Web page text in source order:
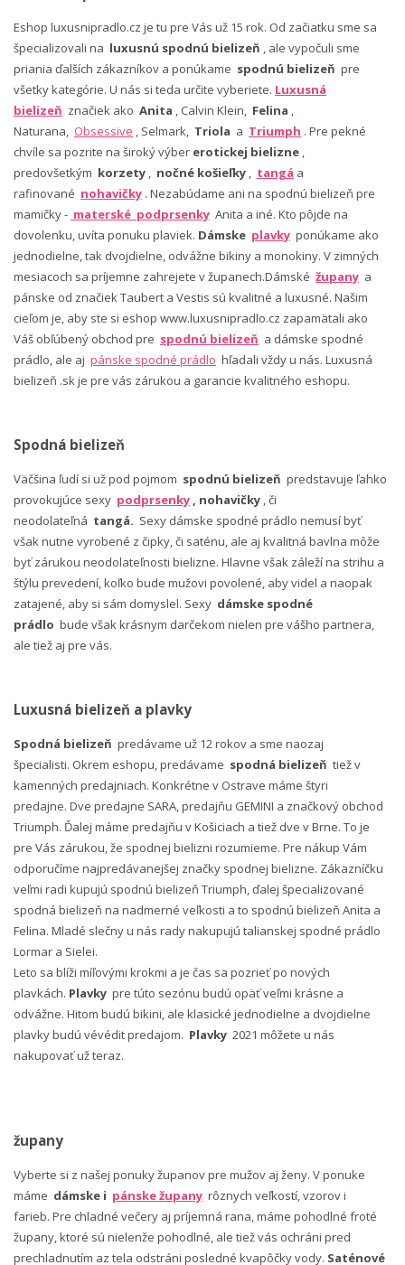
Eshop luxusnipradlo.cz je tu pre Vás už 15 rok. Od začiatku sme sa
špecializovali na luxusnú spodnú bielizeň , ale vypočuli sme
priania ďalších zákazníkov a ponúkame spodnú bielizeň pre
všetky kategórie. U nás si teda určite vyberiete. Luxusná
bielizeň značiek ako Anita , Calvin Klein, Felina ,
Naturana, Obsessive , Selmark, Triola a Triumph . Pre pekné
chvíle sa pozrite na široký výber erotickej bielizne ,
predovšetkým korzety , nočné košieľky , tangá a
rafinované nohavičky . Nezabúdame ani na spodnú bielizeň pre
mamičky - materské podprsenky Anita a iné. Kto pôjde na
dovolenku, uvíta ponuku plaviek. Dámske plavky ponúkame ako
jednodielne, tak dvojdielne, odvážne bikiny a monokiny. V zimných
mesiacoch sa príjemne zahrejete v županech.Dámské župany a
pánske od značiek Taubert a Vestis sú kvalitné a luxusné. Našim
cieľom je, aby ste si eshop www.luxusnipradlo.cz zapamätali ako
Váš obľúbený obchod pre spodnú bielizeň a dámske spodné
prádlo, ale aj pánske spodné prádlo hľadali vždy u nás. Luxusná
bielizeň .sk je pre vás zárukou a garancie kvalitného eshopu.
Spodná bielizeň
Väčšina ľudí si už pod pojmom spodnú bielizeň predstavuje ľahko
provokujúce sexy podprsenky , nohavičky , či
neodolateľná tangá. Sexy dámske spodné prádlo nemusí byť
však nutne vyrobené z čipky, či saténu, ale aj kvalitná bavlna môže
byť zárukou neodolateľnosti bielizne. Hlavne však záleží na strihu a
štýlu prevedení, koľko bude mužovi povolené, aby videl a naopak
zatajené, aby si sám domyslel. Sexy dámske spodné
prádlo bude však krásnym darčekom nielen pre vášho partnera,
ale tiež aj pre vás.
Luxusná bielizeň a plavky
Spodná bielizeň predávame už 12 rokov a sme naozaj
špecialisti. Okrem eshopu, predávame spodná bielizeň tiež v
kamenných predajniach. Konkrétne v Ostrave máme štyri
predajne. Dve predajne SARA, predajňu GEMINI a značkový obchod
Triumph. Ďalej máme predajňu v Košiciach a tiež dve v Brne. To je
pre Vás zárukou, že spodnej bielizni rozumieme. Pre nákup Vám
odporučíme najpredávanejšej značky spodnej bielizne. Zákazníčku
veľmi radi kupujú spodnú bielizeň Triumph, ďalej špecializované
spodná bielizeň na nadmerné veľkosti a to spodnú bielizeň Anita a
Felina. Mladé slečny u nás rady nakupujú talianskej spodné prádlo
Lormar a Sielei.
Leto sa blíži míľovými krokmi a je čas sa pozrieť po nových
plavkách. Plavky pre túto sezónu budú opäť veľmi krásne a
odvážne. Hitom budú bikini, ale klasické jednodielne a dvojdielne
plavky budú vévédit predajom. Plavky 2021 môžete u nás
nakupovať už teraz.
župany
Vyberte si z našej ponuky županov pre mužov aj ženy. V ponuke
máme dámske i pánske župany rôznych veľkostí, vzorov i
farieb. Pre chladné večery aj príjemná rana, máme pohodlné froté
župany, ktoré sú nielenže pohodlné, ale tiež vás ochráni pred
prechladnutím az tela odstráni posledné kvapôčky vody. Saténové